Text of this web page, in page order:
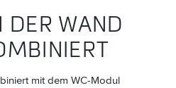
DER WAND
mit dem WC-Modul